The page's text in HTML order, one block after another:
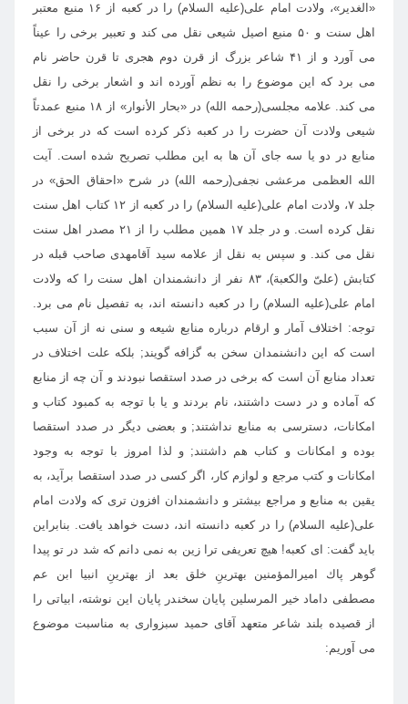
«الغدير»، ولادت امام على(عليه السلام) را در كعبه از ۱۶ منبع معتبر
اهل سنت و ۵۰ منبع اصيل شيعى نقل مى كند و تعبير برخى را عيناً
مى آورد و از ۴۱ شاعر بزرگ از قرن دوم هجرى تا قرن حاضر نام
مى برد كه اين موضوع را به نظم آورده اند و اشعار برخى را نقل
مى كند. علامه مجلسى(رحمه الله) در «بحار الأنوار» از ۱۸ منبع عمدتاً
شيعى ولادت آن حضرت را در كعبه ذكر كرده است كه در برخى از
منابع در دو يا سه جاى آن ها به اين مطلب تصريح شده است. آيت
الله العظمى مرعشى نجفى(رحمه الله) در شرح «احقاق الحق» در
جلد ۷، ولادت امام على(عليه السلام) را در كعبه از ۱۲ كتاب اهل سنت
نقل كرده است. و در جلد ۱۷ همين مطلب را از ۲۱ مصدر اهل سنت
نقل مى كند. و سپس به نقل از علامه سيد آقامهدى صاحب قبله در
كتابش (علىّ والكعبة)، ۸۳ نفر از دانشمندان اهل سنت را كه ولادت
امام على(عليه السلام) را در كعبه دانسته اند، به تفصيل نام مى برد.
توجه: اختلاف آمار و ارقام درباره منابع شيعه و سنى نه از آن سبب
است كه اين دانشنمدان سخن به گزافه گويند; بلكه علت اختلاف در
تعداد منابع آن است كه برخى در صدد استقصا نبودند و آن چه از منابع
كه آماده و در دست داشتند، نام بردند و يا با توجه به كمبود كتاب و
امكانات، دسترسى به منابع نداشتند; و بعضى ديگر در صدد استقصا
بوده و امكانات و كتاب هم داشتند; و لذا امروز با توجه به وجود
امكانات و كتب مرجع و لوازم كار، اگر كسى در صدد استقصا برآيد، به
يقين به منابع و مراجع بيشتر و دانشمندان افزون ترى كه ولادت امام
على(عليه السلام) را در كعبه دانسته اند، دست خواهد يافت. بنابراين
بايد گفت: اى كعبه! هيچ تعريفى ترا زين به نمى دانم كه شد در تو پيدا
گوهر پاك اميرالمؤمنين بهترينِ خلق بعد از بهترينِ انبيا ابن عم
مصطفى داماد خير المرسلين پايان سخندر پايان اين نوشته، ابياتى را
از قصيده بلند شاعر متعهد آقاى حميد سبزوارى به مناسبت موضوع
مى آوريم: